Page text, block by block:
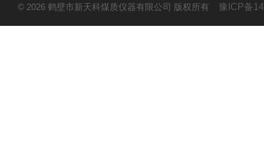
© 2026 鹤壁市新天科煤质仪器有限公司 版权所有 豫ICP备